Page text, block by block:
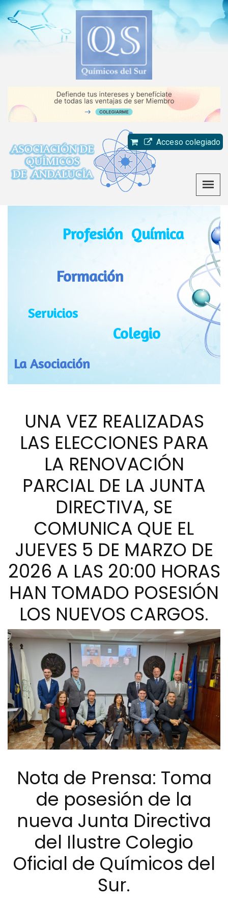
Acceso colegiado
UNA VEZ REALIZADAS
LAS ELECCIONES PARA
LA RENOVACIÓN
PARCIAL DE LA JUNTA
DIRECTIVA, SE
COMUNICA QUE EL
JUEVES 5 DE MARZO DE
2026 A LAS 20:00 HORAS
HAN TOMADO POSESIÓN
LOS NUEVOS CARGOS.
Nota de Prensa: Toma
de posesión de la
nueva Junta Directiva
del Ilustre Colegio
Oficial de Químicos del
Sur.